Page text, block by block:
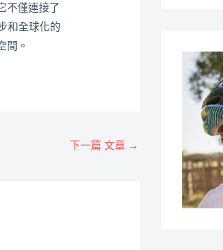
不僅連接了
和全球化的
間。
下一篇 文章 →